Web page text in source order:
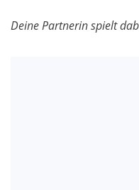
Deine Partnerin spielt